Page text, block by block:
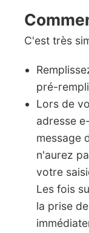
C'est très
pré-
Lors de
adresse
message
n'aurez
votre
Les fois
la prise